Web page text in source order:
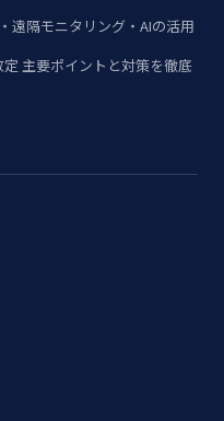
遠隔モニタリング・AIの活用
定 主要ポイントと対策を徹底